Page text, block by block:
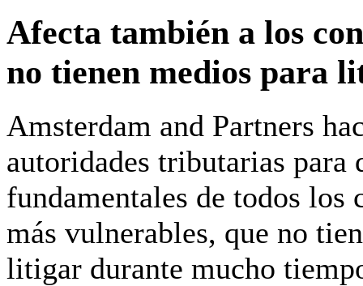
Afecta también a los
no tienen medios para
Amsterdam and Partners
autoridades tributarias para
fundamentales de todos los
más vulnerables, que no
litigar durante mucho